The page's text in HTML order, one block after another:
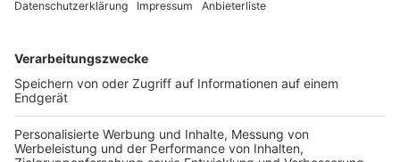
ein positives Ergebnis hat, sollte trotzdem noch einen
wichtig:Selbst- oder Schelltests
AHA+L Regeln.
Die Experten versprechen sich also gerade von den
Selbsttestseine Menge, denn wenn man die
hochinfektiösen Menschen herausfiltern kann, kann